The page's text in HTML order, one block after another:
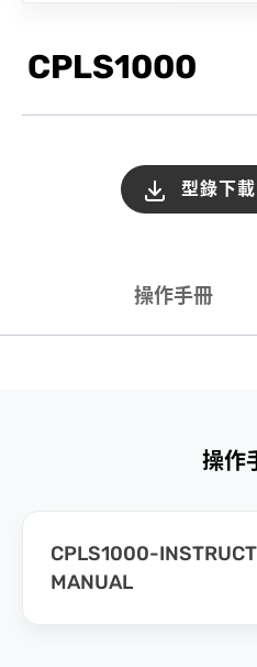
CPLS1000
型錄下載
操作手冊
操作
CPLS1000-
MANUAL